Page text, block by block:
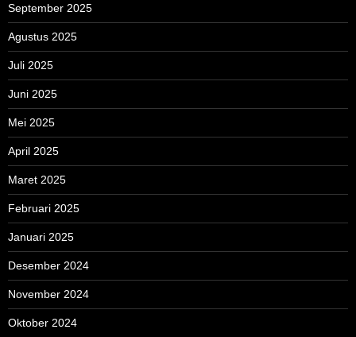
September 2025
Agustus 2025
Juli 2025
Juni 2025
Mei 2025
April 2025
Maret 2025
Februari 2025
Januari 2025
Desember 2024
November 2024
Oktober 2024